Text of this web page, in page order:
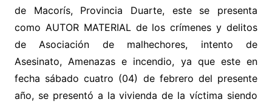
de Macorís, Provincia Duarte, este se presenta
como AUTOR MATERIAL de los crímenes y delitos
de Asociación de malhechores, intento de
Asesinato, Amenazas e incendio, ya que este en
fecha sábado cuatro (04) de febrero del presente
año, se presentó a la vivienda de la víctima siendo